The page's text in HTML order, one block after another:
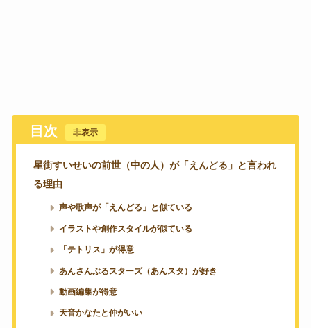
目次 [非表示
星街すいせいの前世（中の人）が「えんどる」と言われ
る理由
声や歌声が「えんどる」と似ている
イラストや創作スタイルが似ている
「テトリス」が得意
あんさんぶるスターズ（あんスタ）が好き
動画編集が得意
天音かなたと仲がいい